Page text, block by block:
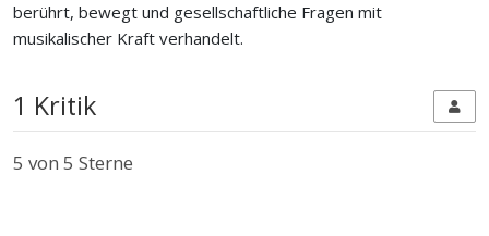
berührt, bewegt und gesellschaftliche Fragen mit
musikalischer Kraft verhandelt.
1 Kritik
5 von 5 Sterne